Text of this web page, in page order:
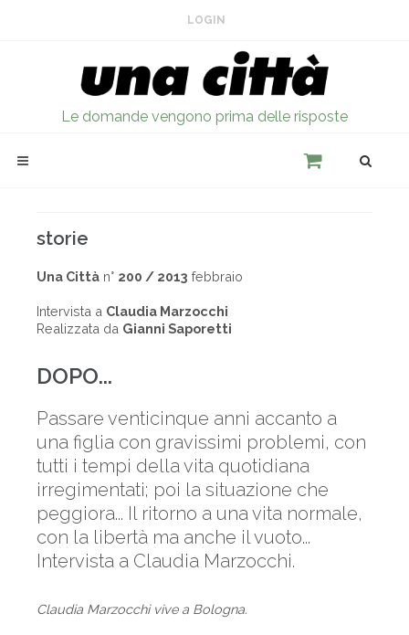
LOGIN
Le domande vengono prima delle risposte
storie
Una Città n° 200 / 2013 febbraio
Intervista a Claudia Marzocchi
Realizzata da Gianni Saporetti
DOPO...
Passare venticinque anni accanto a
una figlia con gravissimi problemi, con
tutti i tempi della vita quotidiana
irregimentati; poi la situazione che
peggiora... Il ritorno a una vita normale,
con la libertà ma anche il vuoto...
Intervista a Claudia Marzocchi.
Claudia Marzocchi vive a Bologna.